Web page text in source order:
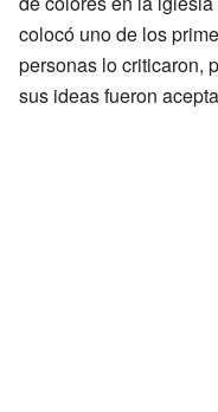
colocó uno de los
personas lo criticaron,
sus ideas fueron